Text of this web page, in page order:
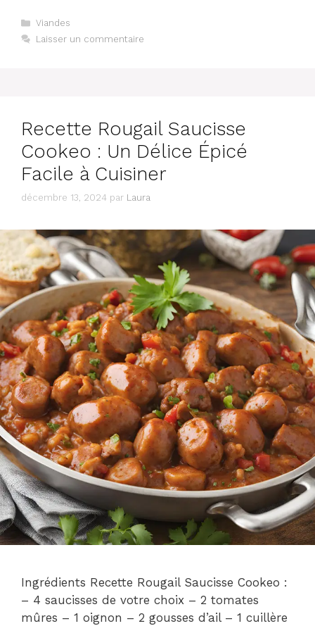
Catégories
Viandes
Laisser un commentaire
Recette Rougail Saucisse
Cookeo : Un Délice Épicé
Facile à Cuisiner
décembre 13, 2024 par Laura
Ingrédients Recette Rougail Saucisse Cookeo :
– 4 saucisses de votre choix – 2 tomates
mûres – 1 oignon – 2 gousses d’ail – 1 cuillère